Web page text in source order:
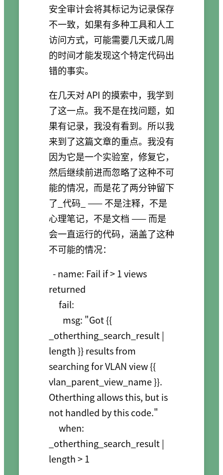
安全审计会将其标记为记录保存
不一致，如果有多种工具和人工
访问方式，可能需要几天或几周
的时间才能发现这个特定代码出
错的事实。
在几天对 API 的摸索中，我学到
了这一点。我不是在找问题，如
果有记录，我没有看到。所以我
来到了这篇文章的重点。我没有
因为它是一个实验室，修复它，
然后继续前进而忽略了这种不可
能的情况，而是花了两分钟留下
了_代码_ —— 不是注释，不是
心理笔记，不是文档 —— 而是
会一直运行的代码，涵盖了这种
不可能的情况：
  - name: Fail if > 1 views
returned
     fail:
       msg: "Got {{
_otherthing_search_result |
length }} results from
searching for VLAN view {{
vlan_parent_view_name }}.
Otherthing allows this, but is
not handled by this code."
     when:
_otherthing_search_result |